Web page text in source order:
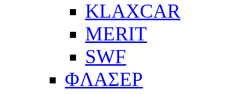
KLAXCAR
MERIT
SWF
ΦΛΑΣΕΡ